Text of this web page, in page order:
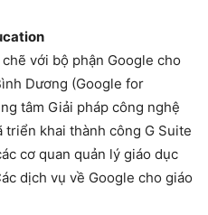
với bộ phận Google cho
Dương (Google for
tâm Giải pháp công nghệ
triển khai thành công G Suite
cơ quan quản lý giáo dục
dịch vụ về Google cho giáo